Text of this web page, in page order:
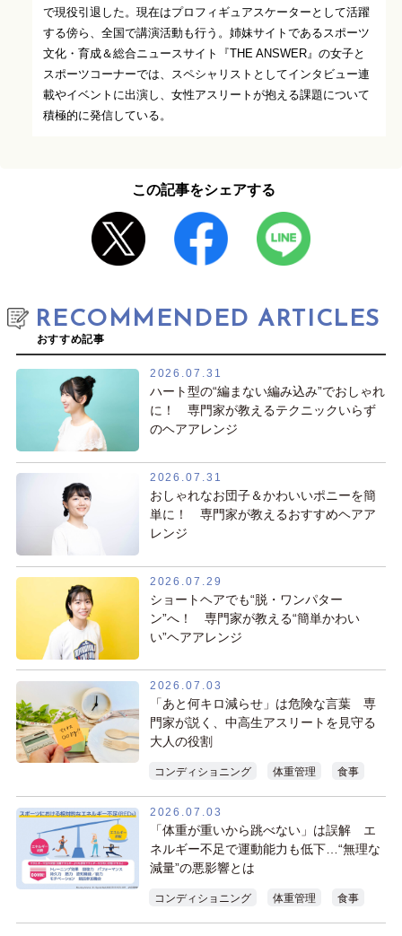
で現役引退した。現在はプロフィギュアスケーターとして活躍
する傍ら、全国で講演活動も行う。姉妹サイトであるスポーツ
文化・育成＆総合ニュースサイト『THE ANSWER』の女子と
スポーツコーナーでは、スペシャリストとしてインタビュー連
載やイベントに出演し、女性アスリートが抱える課題について
積極的に発信している。
この記事をシェアする
RECOMMENDED ARTICLES
おすすめ記事
2026.07.31
ハート型の“編まない編み込み”でおしゃれ
に！ 専門家が教えるテクニックいらず
のヘアアレンジ
2026.07.31
おしゃれなお団子＆かわいいポニーを簡
単に！ 専門家が教えるおすすめヘアア
レンジ
2026.07.29
ショートヘアでも“脱・ワンパター
ン”へ！ 専門家が教える“簡単かわい
い”ヘアアレンジ
2026.07.03
「あと何キロ減らせ」は危険な言葉 専
門家が説く、中高生アスリートを見守る
大人の役割
コンディショニング 体重管理 食事
2026.07.03
「体重が重いから跳べない」は誤解 エ
ネルギー不足で運動能力も低下…“無理な
減量”の悪影響とは
コンディショニング 体重管理 食事